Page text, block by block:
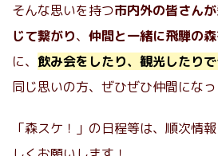
そんな思いを持つ市内外の皆さん
じて繋がり、 仲間と一緒に飛騨の
に、 飲み会をしたり、観光したり
同じ思いの方、ぜひぜひ仲間になっ
「森スケ！」の日程等は、順次情